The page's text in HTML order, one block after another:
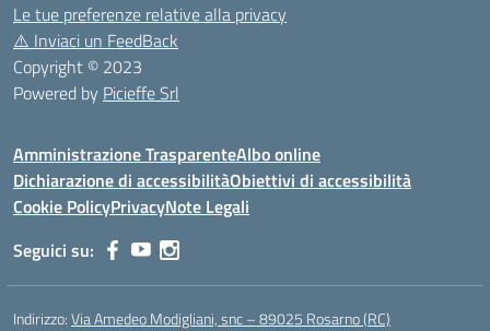
Le tue preferenze relative alla privacy
⚠️ Inviaci un FeedBack
Copyright © 2023
Powered by Picieffe Srl
Amministrazione TrasparenteAlbo online
Dichiarazione di accessibilitàObiettivi di accessibilità
Cookie PolicyPrivacyNote Legali
Seguici su:
Indirizzo:Via Amedeo Modigliani, snc – 89025 Rosarno (RC)